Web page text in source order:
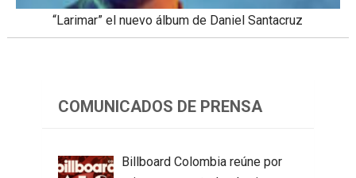
“Larimar” el nuevo álbum de Daniel Santacruz
COMUNICADOS DE PRENSA
Billboard Colombia reúne por